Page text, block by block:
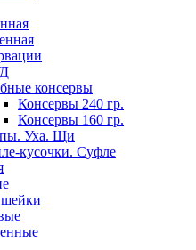
консервы
Консервы 240 гр.
Консервы 160 гр.
Уха. Щи
кусочки. Суфле